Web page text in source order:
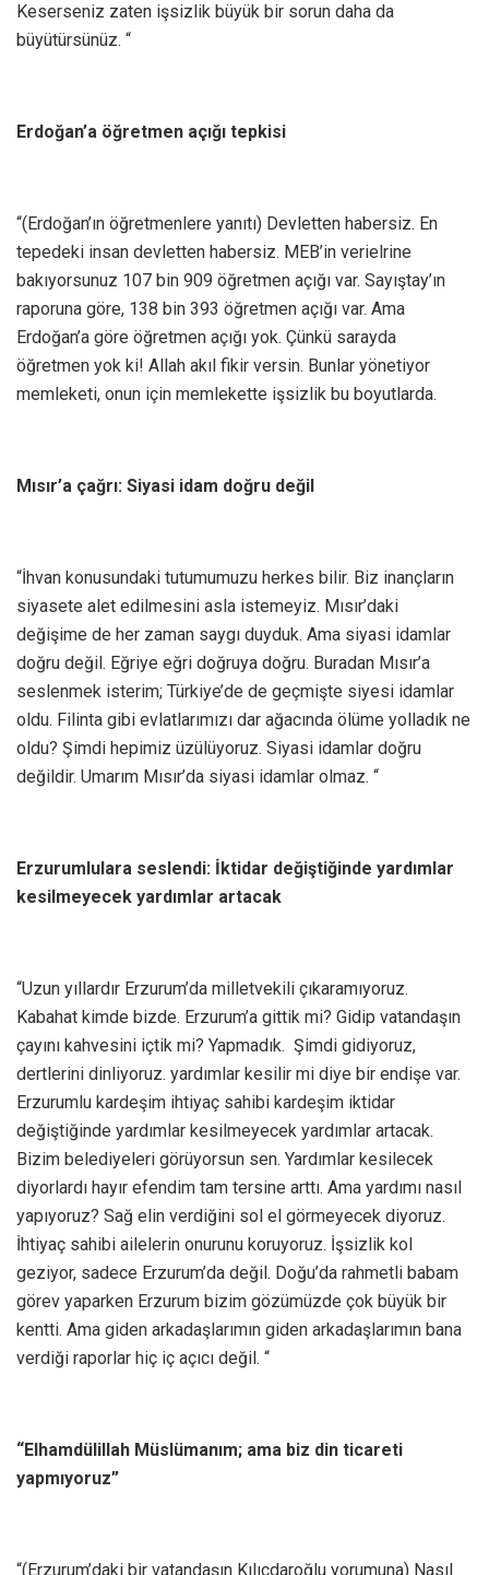
Keserseniz zaten işsizlik büyük bir sorun daha da
büyütürsünüz. “
Erdoğan’a öğretmen açığı tepkisi
“(Erdoğan’ın öğretmenlere yanıtı) Devletten habersiz. En
tepedeki insan devletten habersiz. MEB’in verielrine
bakıyorsunuz 107 bin 909 öğretmen açığı var. Sayıştay’ın
raporuna göre, 138 bin 393 öğretmen açığı var. Ama
Erdoğan’a göre öğretmen açığı yok. Çünkü sarayda
öğretmen yok ki! Allah akıl fikir versin. Bunlar yönetiyor
memleketi, onun için memlekette işsizlik bu boyutlarda.
Mısır’a çağrı: Siyasi idam doğru değil
“İhvan konusundaki tutumumuzu herkes bilir. Biz inançların
siyasete alet edilmesini asla istemeyiz. Mısır’daki
değişime de her zaman saygı duyduk. Ama siyasi idamlar
doğru değil. Eğriye eğri doğruya doğru. Buradan Mısır’a
seslenmek isterim; Türkiye’de de geçmişte siyesi idamlar
oldu. Filinta gibi evlatlarımızı dar ağacında ölüme yolladık ne
oldu? Şimdi hepimiz üzülüyoruz. Siyasi idamlar doğru
değildir. Umarım Mısır’da siyasi idamlar olmaz. “
Erzurumlulara seslendi: İktidar değiştiğinde yardımlar
kesilmeyecek yardımlar artacak
“Uzun yıllardır Erzurum’da milletvekili çıkaramıyoruz.
Kabahat kimde bizde. Erzurum’a gittik mi? Gidip vatandaşın
çayını kahvesini içtik mi? Yapmadık. Şimdi gidiyoruz,
dertlerini dinliyoruz. yardımlar kesilir mi diye bir endişe var.
Erzurumlu kardeşim ihtiyaç sahibi kardeşim iktidar
değiştiğinde yardımlar kesilmeyecek yardımlar artacak.
Bizim belediyeleri görüyorsun sen. Yardımlar kesilecek
diyorlardı hayır efendim tam tersine arttı. Ama yardımı nasıl
yapıyoruz? Sağ elin verdiğini sol el görmeyecek diyoruz.
İhtiyaç sahibi ailelerin onurunu koruyoruz. İşsizlik kol
geziyor, sadece Erzurum’da değil. Doğu’da rahmetli babam
görev yaparken Erzurum bizim gözümüzde çok büyük bir
kentti. Ama giden arkadaşlarımın giden arkadaşlarımın bana
verdiği raporlar hiç iç açıcı değil. “
“Elhamdülillah Müslümanım; ama biz din ticareti
yapmıyoruz”
“(Erzurum’daki bir vatandaşın Kılıçdaroğlu yorumuna) Nasıl